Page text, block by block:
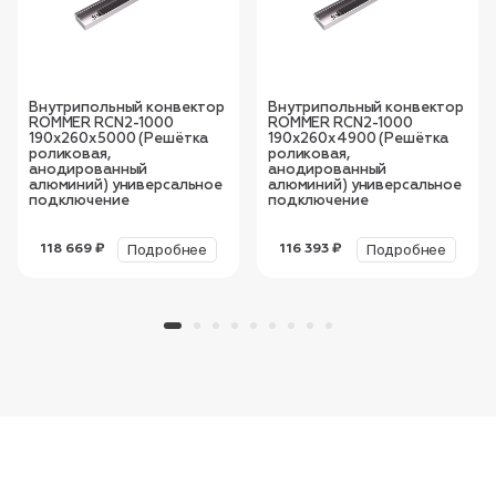
Внутрипольный конвектор
ROMMER RCN2-1000
190х260х5000 (Решётка
роликовая,
анодированный
алюминий) универсальное
подключение
118 669 ₽ Подробнее
Внутрипольный конвектор
ROMMER RCN2-1000
190х260х4900 (Решётка
роликовая,
анодированный
алюминий) универсальное
подключение
116 393 ₽ Подробнее